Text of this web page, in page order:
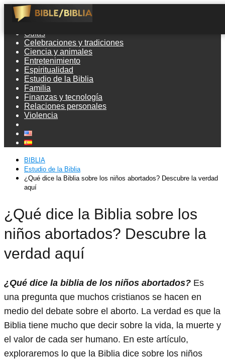
Guías
Celebraciones y tradiciones
Ciencia y animales
Entretenimiento
Espiritualidad
Estudio de la Biblia
Familia
Finanzas y tecnología
Relaciones personales
Violencia
BIBLIA
Estudio de la Biblia
¿Qué dice la Biblia sobre los niños abortados? Descubre la verdad
aquí
¿Qué dice la Biblia sobre los
niños abortados? Descubre la
verdad aquí
¿Qué dice la biblia de los niños abortados? Es
una pregunta que muchos cristianos se hacen en
medio del debate sobre el aborto. La verdad es que la
Biblia tiene mucho que decir sobre la vida, la muerte y
el valor de cada ser humano. En este artículo,
exploraremos lo que la Biblia dice sobre los niños